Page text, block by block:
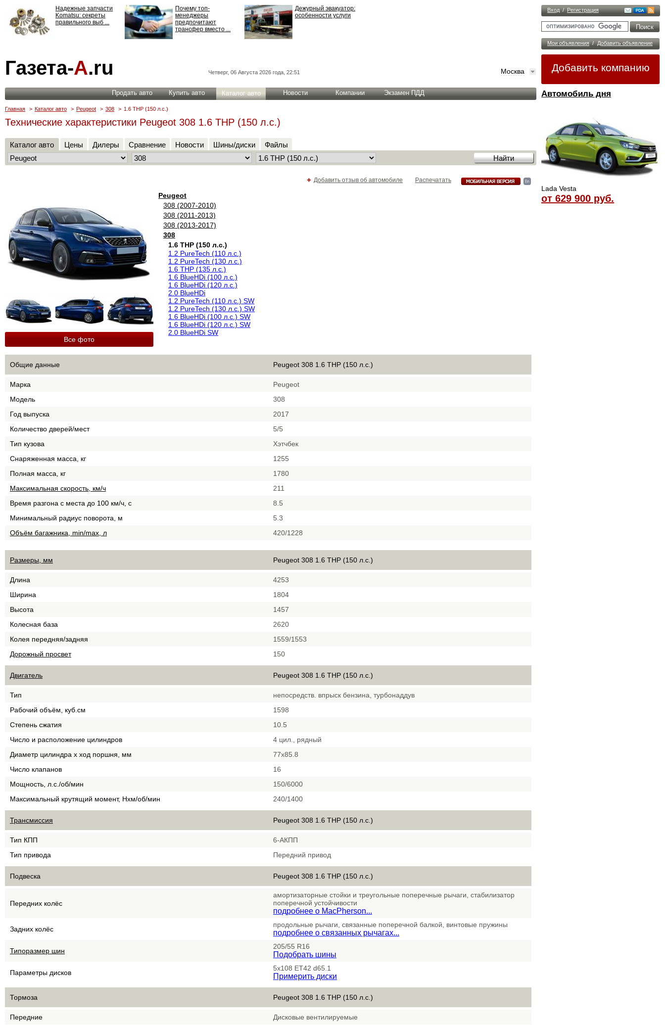
Вход / Регистрация
Мои объявления / Добавить объявление
Добавить компанию
Автомобиль дня
Lada Vesta
от 629 900 руб.
Надежные запчасти
Komatsu: секреты
правильного выб ...
Почему топ-
менеджеры
предпочитают
трансфер вместо ...
Дежурный эвакуатор:
особенности услуги
ответственности: все,
что нужно знать ...
Газета-А.ru Четверг, 06 Августа 2026 года, 22:51 Москва
Продать авто Купить авто Каталог авто Новости Компании Экзамен ПДД
Главная > Каталог авто > Peugeot > 308 > 1.6 THP (150 л.с.)
Технические характеристики Peugeot 308 1.6 THP (150 л.с.)
Каталог авто Цены Дилеры Сравнение Новости Шины/диски Файлы
Распечатать
+ Добавить отзыв об автомобиле
Все фото
Peugeot
308 (2007-2010)
308 (2011-2013)
308 (2013-2017)
308
1.6 THP (150 л.с.)
1.2 PureTech (110 л.с.)
1.2 PureTech (130 л.с.)
1.6 THP (135 л.с.)
1.6 BlueHDi (100 л.с.)
1.6 BlueHDi (120 л.с.)
2.0 BlueHDi
1.2 PureTech (110 л.с.) SW
1.2 PureTech (130 л.с.) SW
1.6 BlueHDi (100 л.с.) SW
1.6 BlueHDi (120 л.с.) SW
2.0 BlueHDi SW
Общие данные Peugeot 308 1.6 THP (150 л.с.)
Марка
Peugeot
Модель
308
Год выпуска
2017
Количество дверей/мест
5/5
Тип кузова
Хэтчбек
Снаряженная масса, кг
1255
Полная масса, кг
1780
Максимальная скорость, км/ч
211
Время разгона с места до 100 км/ч, с
8.5
Минимальный радиус поворота, м
5.3
Объём багажника, min/max, л
420/1228
Размеры, мм Peugeot 308 1.6 THP (150 л.с.)
Длина
4253
Ширина
1804
Высота
1457
Колесная база
2620
Колея передняя/задняя
1559/1553
Дорожный просвет
150
Двигатель Peugeot 308 1.6 THP (150 л.с.)
Тип
непосредств. впрыск бензина, турбонаддув
Рабочий объём, куб.см
1598
Степень сжатия
10.5
Число и расположение цилиндров
4 цил., рядный
Диаметр цилиндра х ход поршня, мм
77х85.8
Число клапанов
16
Мощность, л.с./об/мин
150/6000
Максимальный крутящий момент, Нхм/об/мин
240/1400
Трансмиссия Peugeot 308 1.6 THP (150 л.с.)
Тип КПП
6-АКПП
Тип привода
Передний привод
Подвеска Peugeot 308 1.6 THP (150 л.с.)
Передних колёс
амортизаторные стойки и треугольные поперечные рычаги, стабилизатор
поперечной устойчивости
подробнее о MacPherson...
Задних колёс
продольные рычаги, связанные поперечной балкой, винтовые пружины
подробнее о связанных рычагах...
Типоразмер шин
205/55 R16
Подобрать шины
Параметры дисков
5x108 ET42 d65.1
Примерить диски
Тормоза Peugeot 308 1.6 THP (150 л.с.)
Передние
Дисковые вентилируемые